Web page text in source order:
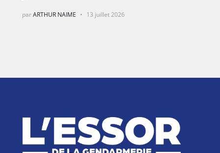
parARTHUR NAIME 13 juillet 2026